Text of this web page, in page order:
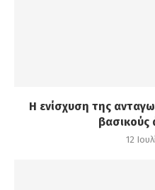
Η ενίσχυση της
βασικούς
12